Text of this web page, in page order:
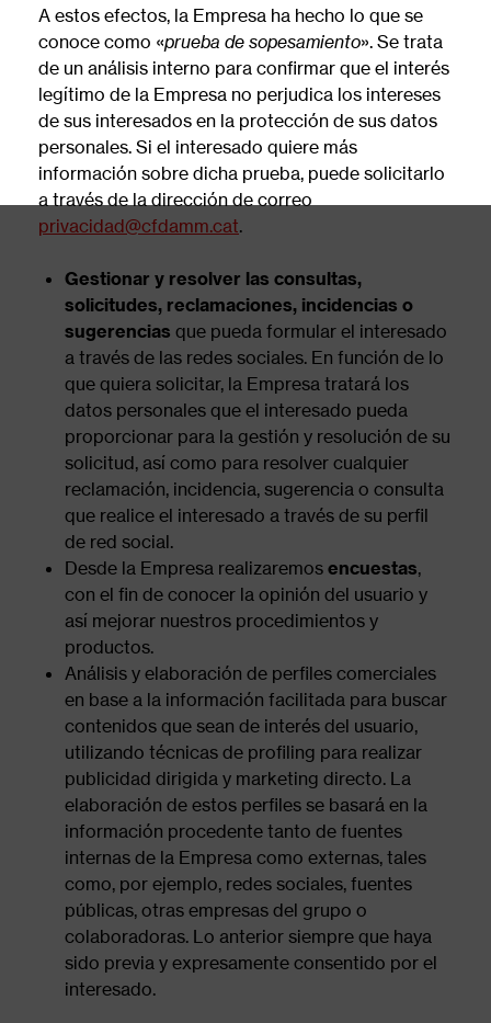
A estos efectos, la Empresa ha hecho lo que se
conoce como «prueba de sopesamiento». Se trata
de un análisis interno para confirmar que el interés
legítimo de la Empresa no perjudica los intereses
de sus interesados en la protección de sus datos
personales. Si el interesado quiere más
información sobre dicha prueba, puede solicitarlo
a través de la dirección de correo
privacidad@cfdamm.cat.
Gestionar y resolver las consultas,
solicitudes, reclamaciones, incidencias o
sugerencias que pueda formular el interesado
a través de las redes sociales. En función de lo
que quiera solicitar, la Empresa tratará los
datos personales que el interesado pueda
proporcionar para la gestión y resolución de su
solicitud, así como para resolver cualquier
reclamación, incidencia, sugerencia o consulta
que realice el interesado a través de su perfil
de red social.
Desde la Empresa realizaremos encuestas,
con el fin de conocer la opinión del usuario y
así mejorar nuestros procedimientos y
productos.
Análisis y elaboración de perfiles comerciales
en base a la información facilitada para buscar
contenidos que sean de interés del usuario,
utilizando técnicas de profiling para realizar
publicidad dirigida y marketing directo. La
elaboración de estos perfiles se basará en la
información procedente tanto de fuentes
internas de la Empresa como externas, tales
como, por ejemplo, redes sociales, fuentes
públicas, otras empresas del grupo o
colaboradoras. Lo anterior siempre que haya
sido previa y expresamente consentido por el
interesado.